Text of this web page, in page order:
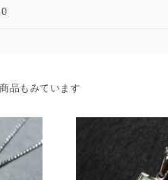
0
品もみています